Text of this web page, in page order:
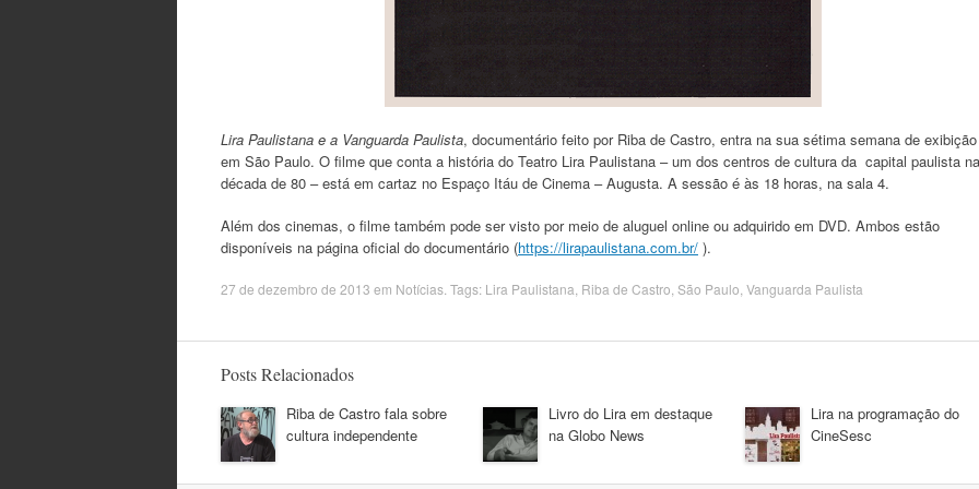
Lira Paulistana e a Vanguarda Paulista, documentário feito por Riba de Castro, entra na sua sétima semana de exibição
em São Paulo. O filme que conta a história do Teatro Lira Paulistana – um dos centros de cultura da capital paulista na
década de 80 – está em cartaz no Espaço Itáu de Cinema – Augusta. A sessão é às 18 horas, na sala 4.
Além dos cinemas, o filme também pode ser visto por meio de aluguel online ou adquirido em DVD. Ambos estão
disponíveis na página oficial do documentário (https://lirapaulistana.com.br/ ).
27 de dezembro de 2013 em Notícias . Tags: Lira Paulistana Riba de Castro São Paulo Vanguarda Paulista
Posts Relacionados
Riba de Castro fala sobre
cultura independente
Livro do Lira em destaque
na Globo News
Lira na programação do
CineSesc